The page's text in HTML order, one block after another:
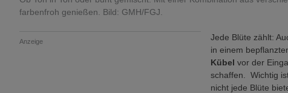
farbenfroh genießen. Bild: GMH/FGJ.
Anzeige Jede Blüte zählt:
in einem
Kübel vor der
schaffen. Wichtig
nicht jede Blüte